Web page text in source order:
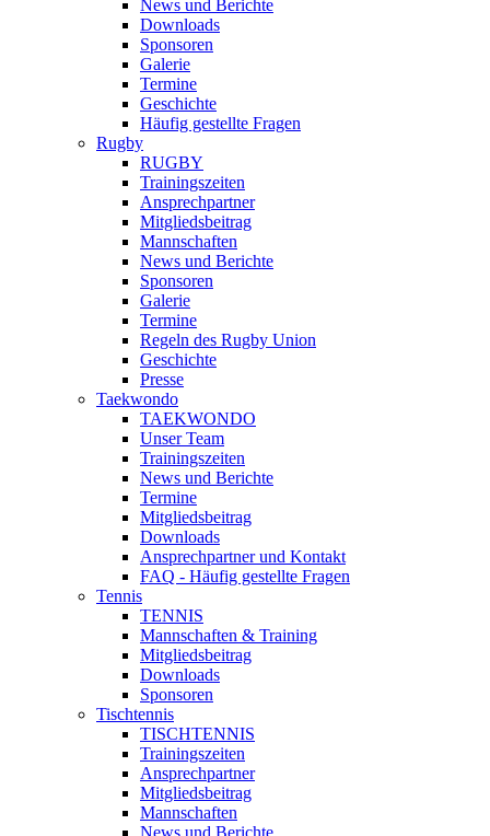
News und Berichte
Downloads
Sponsoren
Galerie
Termine
Geschichte
Häufig gestellte Fragen
Rugby
RUGBY
Trainingszeiten
Ansprechpartner
Mitgliedsbeitrag
Mannschaften
News und Berichte
Sponsoren
Galerie
Termine
Regeln des Rugby Union
Geschichte
Presse
Taekwondo
TAEKWONDO
Unser Team
Trainingszeiten
News und Berichte
Termine
Mitgliedsbeitrag
Downloads
Ansprechpartner und Kontakt
FAQ - Häufig gestellte Fragen
Tennis
TENNIS
Mannschaften & Training
Mitgliedsbeitrag
Downloads
Sponsoren
Tischtennis
TISCHTENNIS
Trainingszeiten
Ansprechpartner
Mitgliedsbeitrag
Mannschaften
News und Berichte